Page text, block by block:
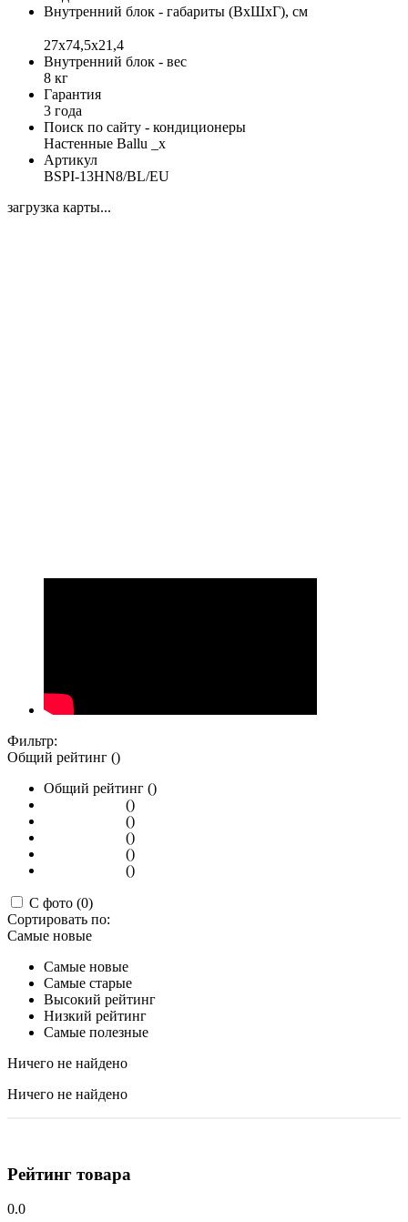
Внутренний блок - габариты (ВхШхГ), см
27x74,5x21,4
Внутренний блок - вес
8 кг
Гарантия
3 года
Поиск по сайту - кондиционеры
Настенные Ballu _x
Артикул
BSPI-13HN8/BL/EU
загрузка карты...
Фильтр:
Общий рейтинг ()
Общий рейтинг ()
()
()
()
()
()
С фото (0)
Сортировать по:
Самые новые
Самые новые
Самые старые
Высокий рейтинг
Низкий рейтинг
Самые полезные
Ничего не найдено
Ничего не найдено
Рейтинг товара
0.0